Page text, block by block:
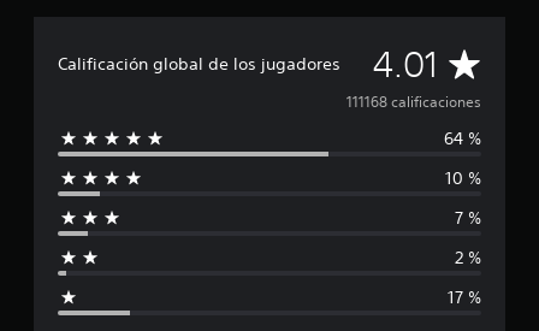
Calificación global de los jugadores 4.01 C
a
l
111168 calificaciones
64 %
10 %
7 %
2 %
17 %